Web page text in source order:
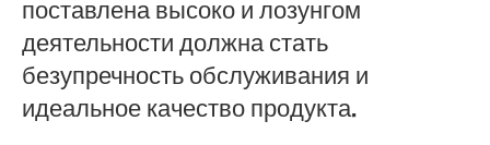
поставлена высоко и лозунгом
деятельности должна стать
безупречность обслуживания и
идеальное качество продукта.